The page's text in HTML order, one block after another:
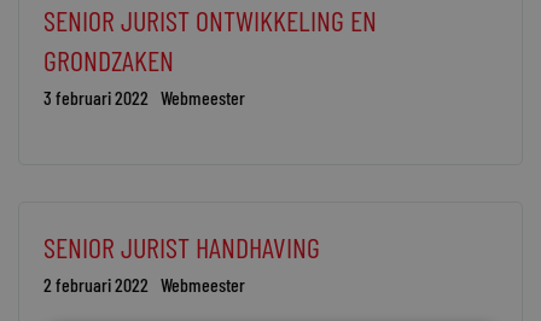
SENIOR JURIST ONTWIKKELING EN
GRONDZAKEN
3 februari 2022 Webmeester
SENIOR JURIST HANDHAVING
2 februari 2022 Webmeester